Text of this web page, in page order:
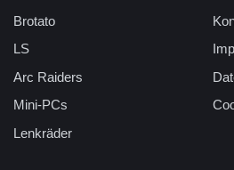
Brotato
LS
Arc Raiders
Mini-PCs
Lenkräder